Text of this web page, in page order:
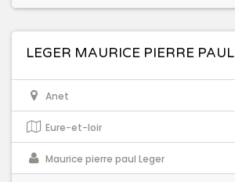
LEGER MAURICE PIERRE PAUL
Anet
Eure-et-loir
Maurice pierre paul Leger